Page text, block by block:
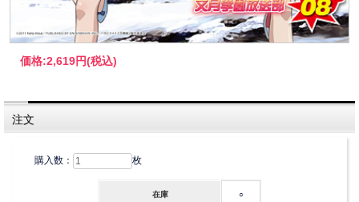
価格:2,619円(税込)
注文
購入数： 枚
在庫 ○